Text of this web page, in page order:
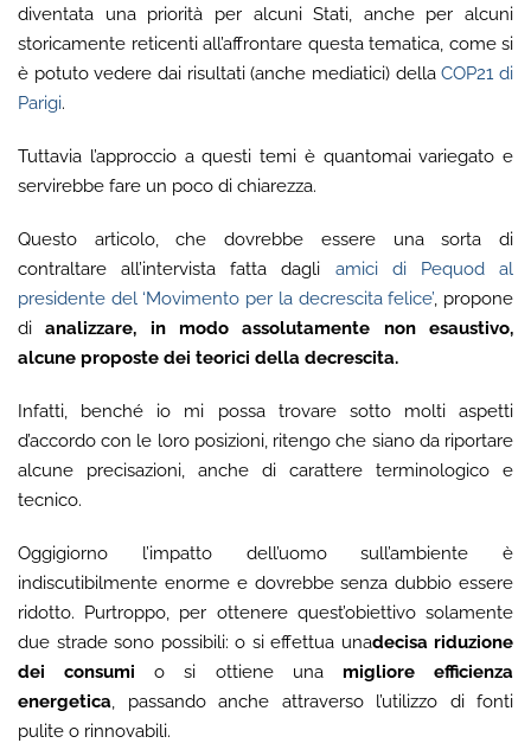
diventata una priorità per alcuni Stati, anche per alcuni
storicamente reticenti all’affrontare questa tematica, come si
è potuto vedere dai risultati (anche mediatici) dellaCOP21 di
Parigi.
Tuttavia l’approccio a questi temi è quantomai variegato e
servirebbe fare un poco di chiarezza.
Questo articolo, che dovrebbe essere una sorta di
contraltare all’intervista fatta dagli amici di Pequod al
presidente del ‘Movimento per la decrescita felice’, propone
dianalizzare, in modo assolutamente non esaustivo,
alcune proposte dei teorici della decrescita.
Infatti, benché io mi possa trovare sotto molti aspetti
d’accordo con le loro posizioni, ritengo che siano da riportare
alcune precisazioni, anche di carattere terminologico e
tecnico.
Oggigiorno l’impatto dell’uomo sull’ambiente è
indiscutibilmente enorme e dovrebbe senza dubbio essere
ridotto. Purtroppo, per ottenere quest’obiettivo solamente
due strade sono possibili: o si effettua unadecisa riduzione
dei consumi o si ottiene una migliore efficienza
energetica, passando anche attraverso l’utilizzo di fonti
pulite o rinnovabili.